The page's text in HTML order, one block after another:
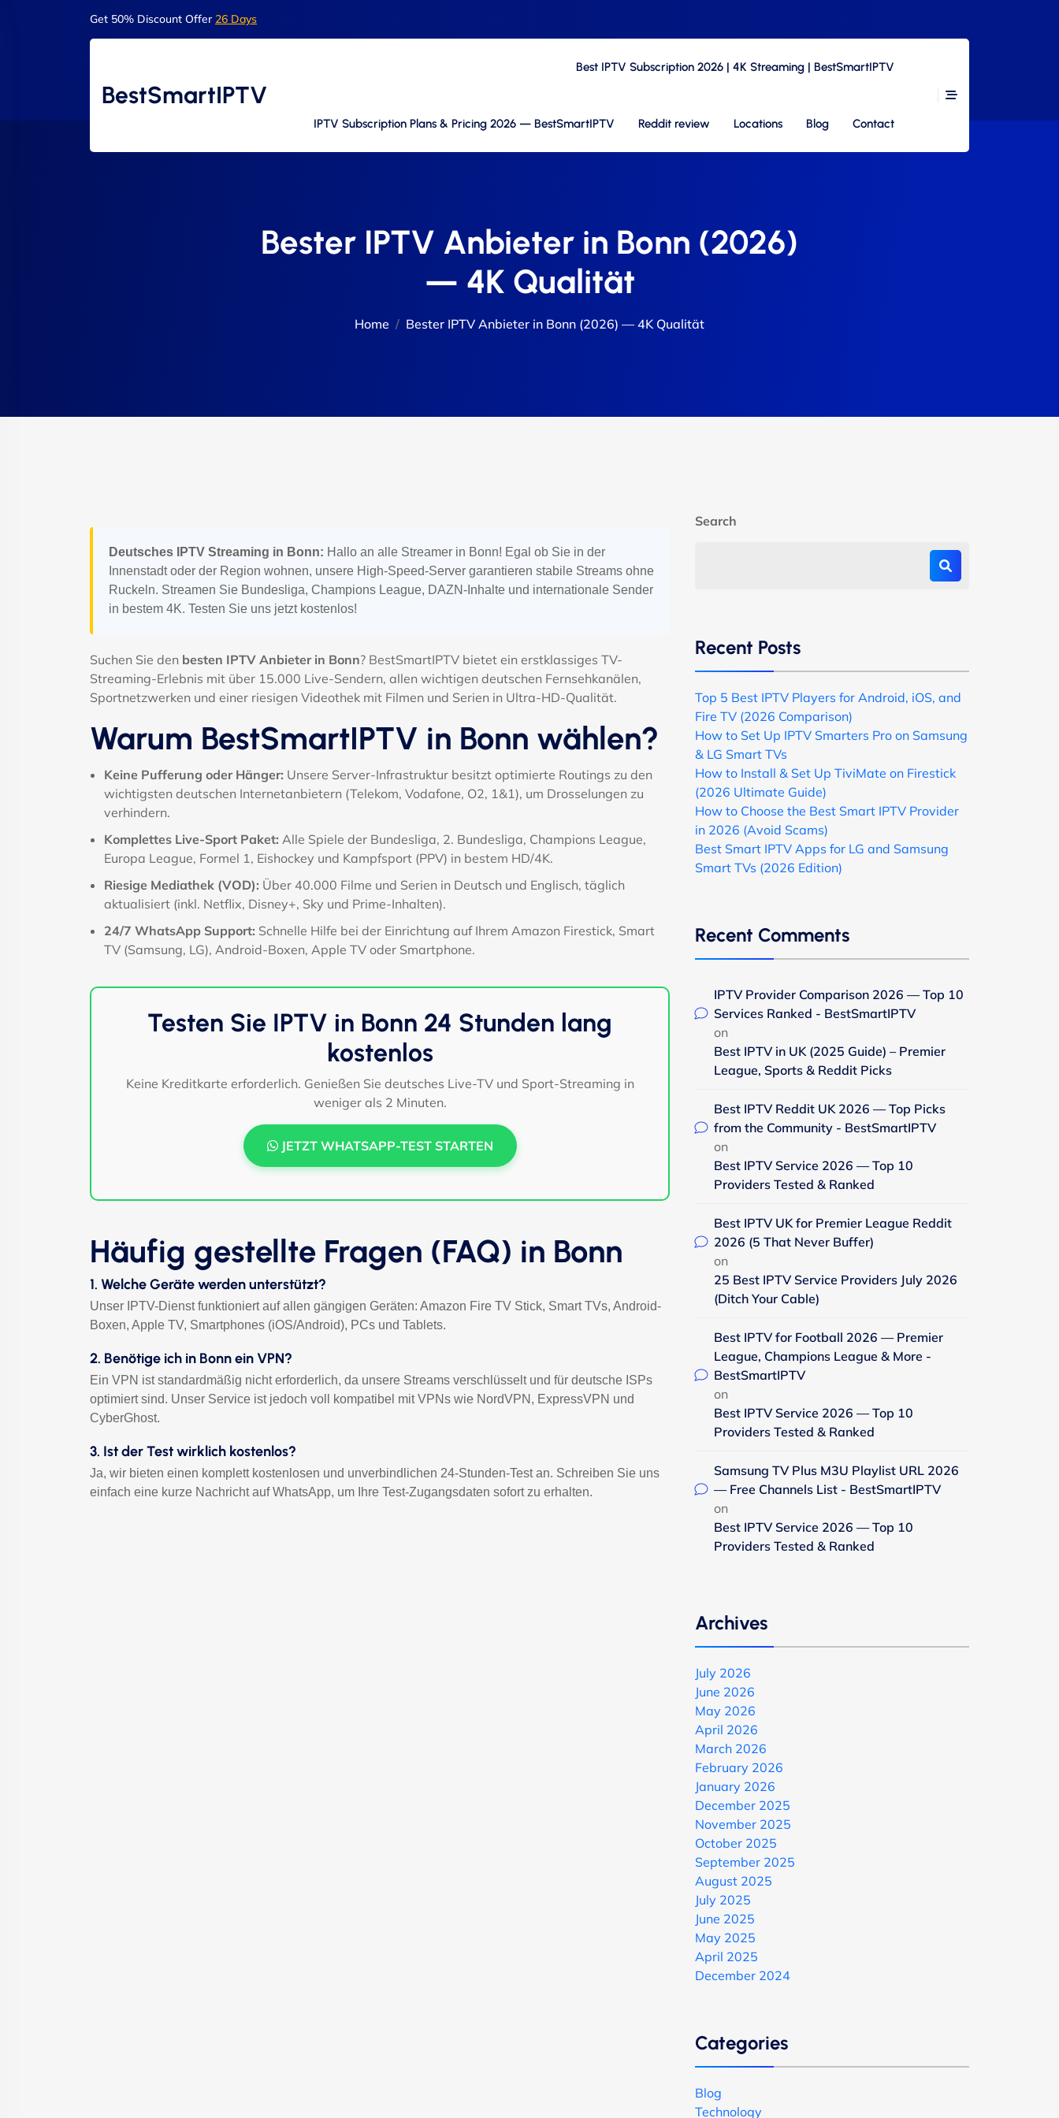
Get 50% Discount Offer 26 Days
BestSmartIPTV
Best IPTV Subscription 2026 | 4K Streaming | BestSmartIPTV
IPTV Subscription Plans & Pricing 2026 — BestSmartIPTV Reddit review Locations Blog Contact
Bester IPTV Anbieter in Bonn (2026)
— 4K Qualität
Home Bester IPTV Anbieter in Bonn (2026) — 4K Qualität
Deutsches IPTV Streaming in Bonn: Hallo an alle Streamer in Bonn! Egal ob Sie in der
Innenstadt oder der Region wohnen, unsere High-Speed-Server garantieren stabile Streams ohne
Ruckeln. Streamen Sie Bundesliga, Champions League, DAZN-Inhalte und internationale Sender
in bestem 4K. Testen Sie uns jetzt kostenlos!
Suchen Sie den besten IPTV Anbieter in Bonn? BestSmartIPTV bietet ein erstklassiges TV-
Streaming-Erlebnis mit über 15.000 Live-Sendern, allen wichtigen deutschen Fernsehkanälen,
Sportnetzwerken und einer riesigen Videothek mit Filmen und Serien in Ultra-HD-Qualität.
Warum BestSmartIPTV in Bonn wählen?
Keine Pufferung oder Hänger: Unsere Server-Infrastruktur besitzt optimierte Routings zu den
wichtigsten deutschen Internetanbietern (Telekom, Vodafone, O2, 1&1), um Drosselungen zu
verhindern.
Komplettes Live-Sport Paket: Alle Spiele der Bundesliga, 2. Bundesliga, Champions League,
Europa League, Formel 1, Eishockey und Kampfsport (PPV) in bestem HD/4K.
Riesige Mediathek (VOD): Über 40.000 Filme und Serien in Deutsch und Englisch, täglich
aktualisiert (inkl. Netflix, Disney+, Sky und Prime-Inhalten).
24/7 WhatsApp Support: Schnelle Hilfe bei der Einrichtung auf Ihrem Amazon Firestick, Smart
TV (Samsung, LG), Android-Boxen, Apple TV oder Smartphone.
Testen Sie IPTV in Bonn 24 Stunden lang
kostenlos
Keine Kreditkarte erforderlich. Genießen Sie deutsches Live-TV und Sport-Streaming in
weniger als 2 Minuten.
JETZT WHATSAPP-TEST STARTEN
Häufig gestellte Fragen (FAQ) in Bonn
1. Welche Geräte werden unterstützt?
Unser IPTV-Dienst funktioniert auf allen gängigen Geräten: Amazon Fire TV Stick, Smart TVs, Android-
Boxen, Apple TV, Smartphones (iOS/Android), PCs und Tablets.
2. Benötige ich in Bonn ein VPN?
Ein VPN ist standardmäßig nicht erforderlich, da unsere Streams verschlüsselt und für deutsche ISPs
optimiert sind. Unser Service ist jedoch voll kompatibel mit VPNs wie NordVPN, ExpressVPN und
CyberGhost.
3. Ist der Test wirklich kostenlos?
Ja, wir bieten einen komplett kostenlosen und unverbindlichen 24-Stunden-Test an. Schreiben Sie uns
einfach eine kurze Nachricht auf WhatsApp, um Ihre Test-Zugangsdaten sofort zu erhalten.
Search
Recent Posts
Top 5 Best IPTV Players for Android, iOS, and
Fire TV (2026 Comparison)
How to Set Up IPTV Smarters Pro on Samsung
& LG Smart TVs
How to Install & Set Up TiviMate on Firestick
(2026 Ultimate Guide)
How to Choose the Best Smart IPTV Provider
in 2026 (Avoid Scams)
Best Smart IPTV Apps for LG and Samsung
Smart TVs (2026 Edition)
Recent Comments
IPTV Provider Comparison 2026 — Top 10
Services Ranked - BestSmartIPTV
on
Best IPTV in UK (2025 Guide) – Premier
League, Sports & Reddit Picks
Best IPTV Reddit UK 2026 — Top Picks
from the Community - BestSmartIPTV
on
Best IPTV Service 2026 — Top 10
Providers Tested & Ranked
Best IPTV UK for Premier League Reddit
2026 (5 That Never Buffer)
on
25 Best IPTV Service Providers July 2026
(Ditch Your Cable)
Best IPTV for Football 2026 — Premier
League, Champions League & More -
BestSmartIPTV
on
Best IPTV Service 2026 — Top 10
Providers Tested & Ranked
Samsung TV Plus M3U Playlist URL 2026
— Free Channels List - BestSmartIPTV
on
Best IPTV Service 2026 — Top 10
Providers Tested & Ranked
Archives
July 2026
June 2026
May 2026
April 2026
March 2026
February 2026
January 2026
December 2025
November 2025
October 2025
September 2025
August 2025
July 2025
June 2025
May 2025
April 2025
December 2024
Categories
Blog
Technology